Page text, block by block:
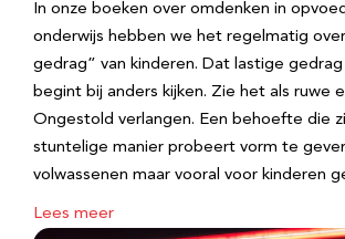
In onze boeken over omdenken in
onderwijs hebben we het regelmatig
gedrag” van kinderen. Dat lastige
begint bij anders kijken. Zie het als ruwe
Ongestold verlangen. Een behoefte die
stuntelige manier probeert vorm te
volwassenen maar vooral voor kinderen
Lees meer